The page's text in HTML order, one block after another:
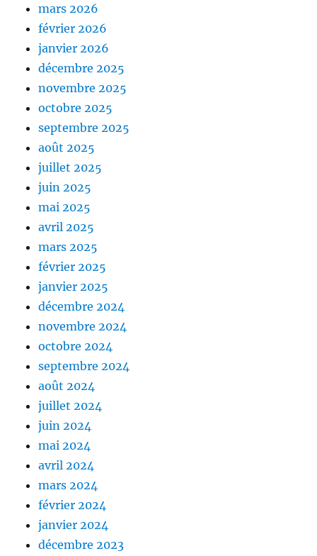
mars 2026
février 2026
janvier 2026
décembre 2025
novembre 2025
octobre 2025
septembre 2025
août 2025
juillet 2025
juin 2025
mai 2025
avril 2025
mars 2025
février 2025
janvier 2025
décembre 2024
novembre 2024
octobre 2024
septembre 2024
août 2024
juillet 2024
juin 2024
mai 2024
avril 2024
mars 2024
février 2024
janvier 2024
décembre 2023